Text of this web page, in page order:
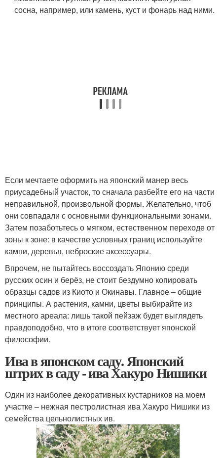
сосна, например, или камень, куст и фонарь над ними.
Если мечтаете оформить на японский манер весь
приусадебный участок, то сначала разбейте его на части
неправильной, произвольной формы. Желательно, чтоб
они совпадали с основными функциональными зонами.
Затем позаботьтесь о мягком, естественном переходе от
зоны к зоне: в качестве условных границ используйте
камни, деревья, неброские аксессуары.
Впрочем, не пытайтесь воссоздать Японию среди
русских осин и берёз, не стоит бездумно копировать
образцы садов из Киото и Окинавы. Главное – общие
принципы. А растения, камни, цветы выбирайте из
местного ареала: лишь такой пейзаж будет выглядеть
правдоподобно, что в итоге соответствует японской
философии.
Ива в японском саду. Японский
штрих в саду - ива Хакуро Нишики
Один из наиболее декоративных кустарников на моем
участке – нежная пестролистная ива Хакуро Нишики из
семейства цельнолистных ив.